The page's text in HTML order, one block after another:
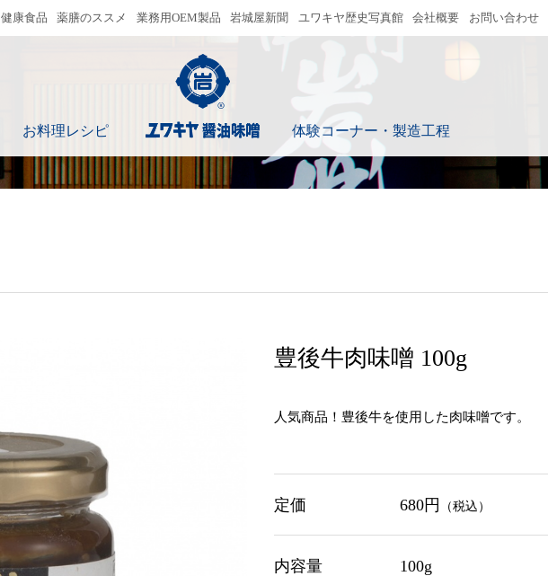
健康食品 薬膳のススメ 業務用OEM製品 岩城屋新聞 ユワキヤ歴史写真館 会社概要 お問い合わせ
お料理レシピ 体験コーナー・製造工程
豊後牛肉味噌 100g
人気商品！豊後牛を使用した肉味噌です。
定価 680円 （税込）
内容量 100g